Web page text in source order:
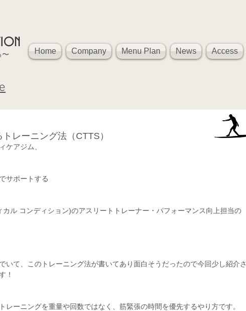
〜 Home Company Menu Plan News Access
レーニング法（CTTS）
ケアジム、
サポートする
ル コンディション)のアスリートトレーナー・パフォーマンス向上担当の
いて、このトレーニング法が書いてあり面白そうだったので今回少し紹介さ
！
レーニングを重量や回数ではなく、筋緊張の時間を優先するやり方です。